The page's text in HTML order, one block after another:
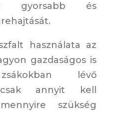
gyorsabb és
használata az
gazdaságos is
lévő
annyit kell
szükség